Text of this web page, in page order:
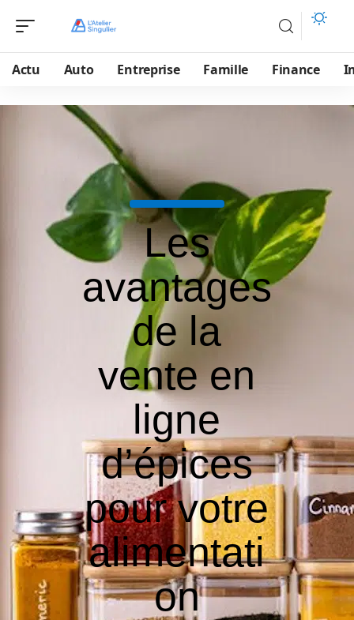
Actu Auto Entreprise Famille Finance
Les
avantages
de la
vente en
ligne
d’épices
pour votre
alimentati
on